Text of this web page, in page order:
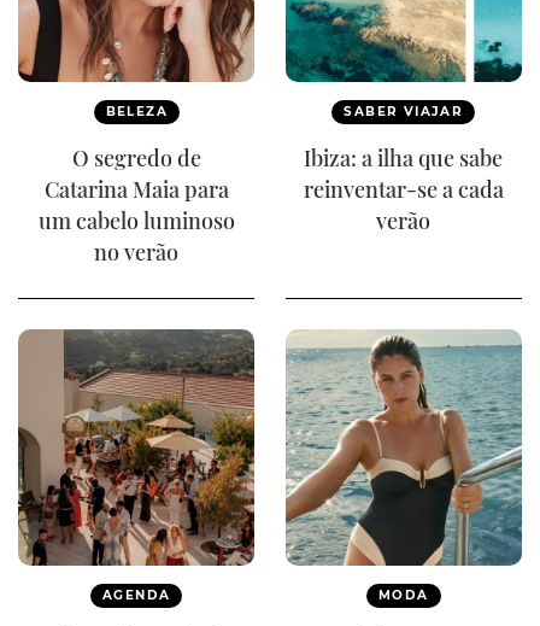
BELEZA
O segredo de
Catarina Maia para
um cabelo luminoso
no verão
SABER VIAJAR
Ibiza: a ilha que sabe
reinventar-se a cada
verão
AGENDA MODA